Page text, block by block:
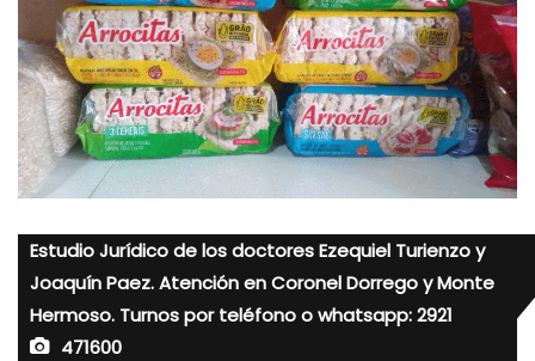
Estudio Jurídico de los doctores Ezequiel Turienzo y
Joaquín Paez. Atención en Coronel Dorrego y Monte
Hermoso. Turnos por teléfono o whatsapp: 2921
471600